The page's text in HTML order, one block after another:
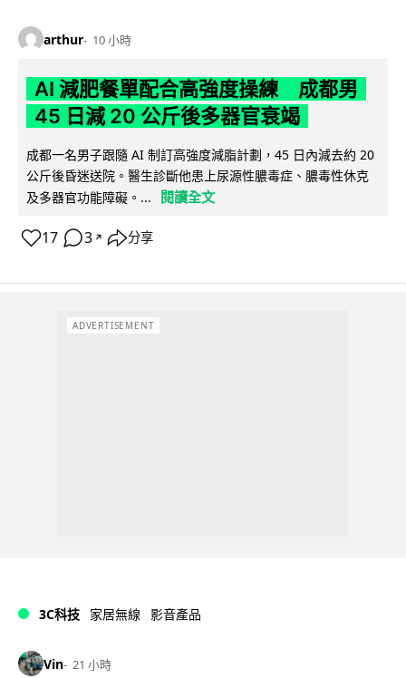
arthur 10 小時
AI 減肥餐單配合高強度操練 成都男
45 日減 20 公斤後多器官衰竭
成都一名男子跟隨 AI 制訂高強度減脂計劃，45 日內減去約 20
公斤後昏迷送院。醫生診斷他患上尿源性膿毒症、膿毒性休克
及多器官功能障礙。...
閱讀全文
17 3 ↗ 分享
ADVERTISEMENT
3C科技 家居無線 影音產品
Vin 21 小時